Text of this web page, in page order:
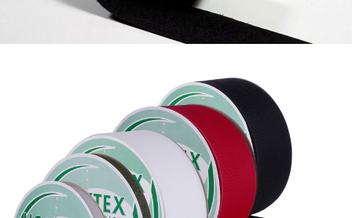
Holytex % 60 poliamit %40 polyester